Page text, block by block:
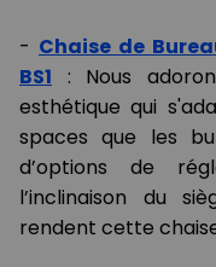
- Chaise de
BS1 : Nous
esthétique qui
spaces que les
d’options de
l’inclinaison du
rendent cette